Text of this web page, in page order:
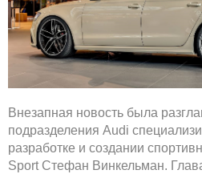
Внезапная новость была
подразделения Audi
разработке и создании
Sport Стефан Винкельман.